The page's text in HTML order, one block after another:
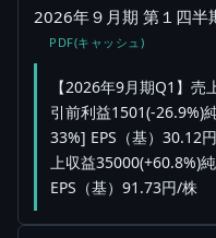
2026年９月期 第１四半
PDF(キャッシュ)
【2026年9月期Q1】
引前利益1501(-26.9%)
33%] EPS（基）30.12
上収益35000(+60.8%)
EPS（基）91.73円/株